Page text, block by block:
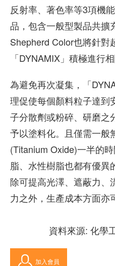
反射率、著色率等3項機
品，包含一般型製品共擴
Shepherd Color也將針對
「DYNAMIX」積極進行
為避免再次凝集，「
理促使每個顏料粒子達到
子分散劑或粉碎、研磨之
予以塗料化。且僅需一般
(Titanium Oxide)一半的
脂、水性樹脂也都有優異
除可提高光澤、遮蔽力、
力之外，生產成本方面亦
資料來源: 化學
加入會員